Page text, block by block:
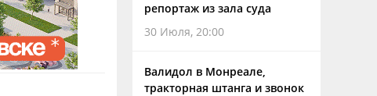
репортаж из зала суда
30 Июля, 20:00
Валидол в Монреале,
тракторная штанга и звонок